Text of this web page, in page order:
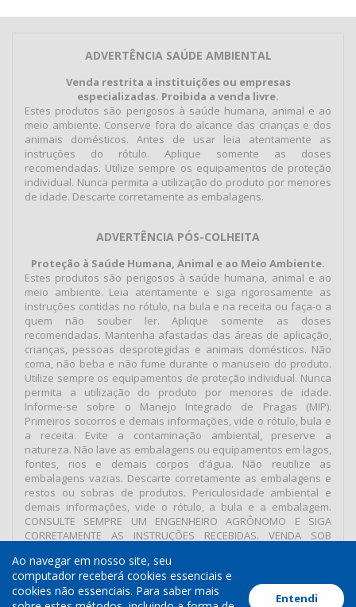
ADVERTÊNCIA SAÚDE AMBIENTAL
Venda restrita a instituições ou empresas
especializadas. Proibida a venda livre.
Estes produtos são perigosos à saúde humana, animal e ao
meio ambiente. Conserve fora do alcance das crianças e dos
animais domésticos. Antes de usar leia atentamente as
instruções do rótulo. Aplique somente as doses
recomendadas. Utilize sempre os equipamentos de proteção
individual. Nunca permita a utilização do produto por menores
de idade. Descarte corretamente as embalagens.
ADVERTÊNCIA PÓS-COLHEITA
Proteção à Saúde Humana, Animal e ao Meio Ambiente.
Estes produtos são perigosos à saúde humana, animal e ao
meio ambiente. Leia atentamente e siga rigorosamente as
instruções contidas no rótulo, na bula e na receita ou faça-o a
quem não souber ler. Aplique somente as doses
recomendadas. Mantenha afastadas das áreas de aplicação,
crianças, pessoas desprotegidas e animais domésticos. Não
coma, não beba e não fume durante o manuseio do produto.
Utilize sempre os equipamentos de proteção individual. Nunca
permita a utilização do produto por menores de idade.
Informe-se sobre o Manejo Integrado de Pragas (MIP).
Primeiros socorros e demais informações, vide o rótulo, bula e
a receita. Evite a contaminação ambiental, preserve a
natureza. Não lave as embalagens ou equipamentos em lagos,
fontes, rios e demais corpos d’água. Não reutilize as
embalagens vazias. Descarte corretamente as embalagens e
restos ou sobras de produtos. Periculosidade ambiental e
demais informações, vide o rótulo, a bula e a embalagem.
CONSULTE SEMPRE UM ENGENHEIRO AGRÔNOMO E SIGA
CORRETAMENTE AS INSTRUÇÕES RECEBIDAS. VENDA SOB
Termos de Uso Política de Cookies Política de Privacidade
Ao navegar em nosso site, seu
computador receberá cookies essenciais e
cookies não essenciais. Para saber mais
Entendi